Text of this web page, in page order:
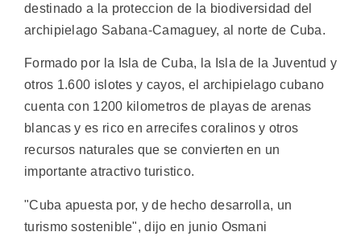
destinado a la proteccion de la biodiversidad del
archipielago Sabana-Camaguey, al norte de Cuba.
Formado por la Isla de Cuba, la Isla de la Juventud y
otros 1.600 islotes y cayos, el archipielago cubano
cuenta con 1200 kilometros de playas de arenas
blancas y es rico en arrecifes coralinos y otros
recursos naturales que se convierten en un
importante atractivo turistico.
"Cuba apuesta por, y de hecho desarrolla, un
turismo sostenible", dijo en junio Osmani